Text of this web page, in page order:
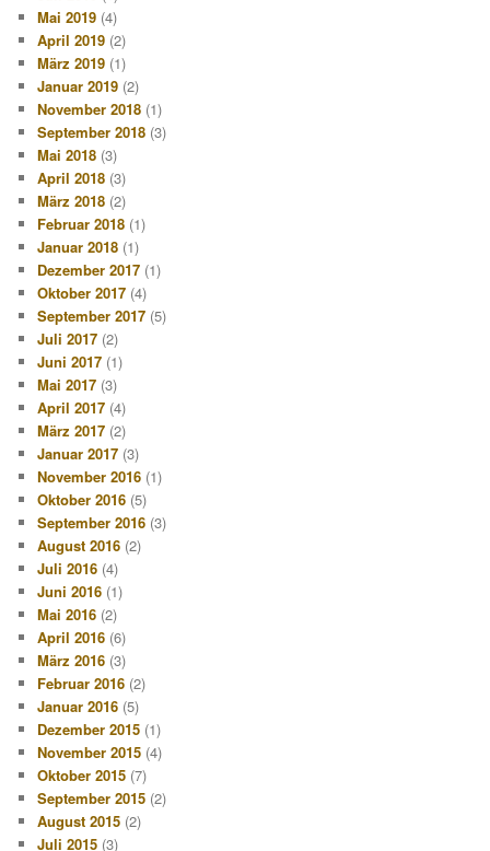
Mai 2019 (4)
April 2019 (2)
März 2019 (1)
Januar 2019 (2)
November 2018 (1)
September 2018 (3)
Mai 2018 (3)
April 2018 (3)
März 2018 (2)
Februar 2018 (1)
Januar 2018 (1)
Dezember 2017 (1)
Oktober 2017 (4)
September 2017 (5)
Juli 2017 (2)
Juni 2017 (1)
Mai 2017 (3)
April 2017 (4)
März 2017 (2)
Januar 2017 (3)
November 2016 (1)
Oktober 2016 (5)
September 2016 (3)
August 2016 (2)
Juli 2016 (4)
Juni 2016 (1)
Mai 2016 (2)
April 2016 (6)
März 2016 (3)
Februar 2016 (2)
Januar 2016 (5)
Dezember 2015 (1)
November 2015 (4)
Oktober 2015 (7)
September 2015 (2)
August 2015 (2)
Juli 2015 (3)